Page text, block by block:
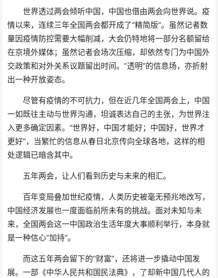
世界透过两会倾听中国，中国也借由两会向世界说。疫
情以来，连续三年全国两会都开成了“精简版”。虽然记者数
量因疫情防控需要大幅削减，大会仍特地将一部分名额留给
在京境外媒体；虽然记者会场次压缩，却依然专门为中国外
交政策和对外关系议题留出时间。“透明”的信息场，亦折射
出一种开放姿态。
尽管有疫情的不可抗力，但在近几年全国两会上，中国
一如既往主动与世界沟通，坦诚表达自己的主张，为世界注
入更多确定因素。“世界好，中国才能好；中国好，世界才
更好”，当繁忙的信息从春日北京传向全球各地，这样的相
处逻辑已暗含其中。
五年两会，让人们看到历史与未来的相汇。
百年变局叠加世纪疫情，人类历史被毫无预兆地改写，
中国经济发展也一度面临前所未有的挑战。面对未知与未
来，全国两会这一中国政治生活年度大事顺利举行，本身就
是一种信心“加持”。
而这五年两会留下的“财富”，还将进一步撬动中国发
展。一部《中华人民共和国民法典》，了却新中国几代人的